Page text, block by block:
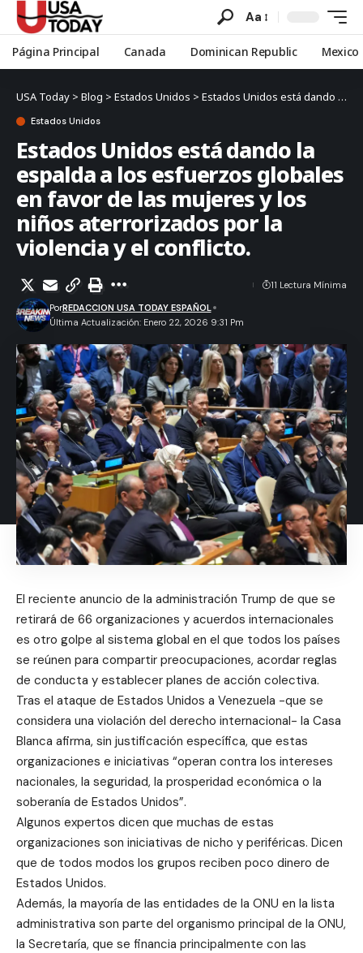
Aa
Página Principal Canada Dominican Republic Mexico
USA Today > Blog > Estados Unidos > Estados Unidos está dando la espalda a los esfuerzos globales en favor de las mujeres y los niños aterrorizados por la violencia y el conflicto.
Estados Unidos
Estados Unidos está dando la
espalda a los esfuerzos globales
en favor de las mujeres y los
niños aterrorizados por la
violencia y el conflicto.
Última Actualización: Enero 22, 2026 9:31 Pm
PorREDACCION USA TODAY ESPAÑOL
11 Lectura Mínima
El reciente anuncio de la administración Trump de que se
retirará de 66 organizaciones y acuerdos internacionales
es otro golpe al sistema global en el que todos los países
se reúnen para compartir preocupaciones, acordar reglas
de conducta y establecer planes de acción colectiva.
Tras el ataque de Estados Unidos a Venezuela -que se
considera una violación del derecho internacional- la Casa
Blanca afirma, sin justificación específica, que estas
organizaciones e iniciativas “operan contra los intereses
nacionales, la seguridad, la prosperidad económica o la
soberanía de Estados Unidos”.
Algunos expertos dicen que muchas de estas
organizaciones son iniciativas de nicho y periféricas. Dicen
que de todos modos los grupos reciben poco dinero de
Estados Unidos.
Además, la mayoría de las entidades de la ONU en la lista
administrativa son parte del organismo principal de la ONU,
la Secretaría, que se financia principalmente con las